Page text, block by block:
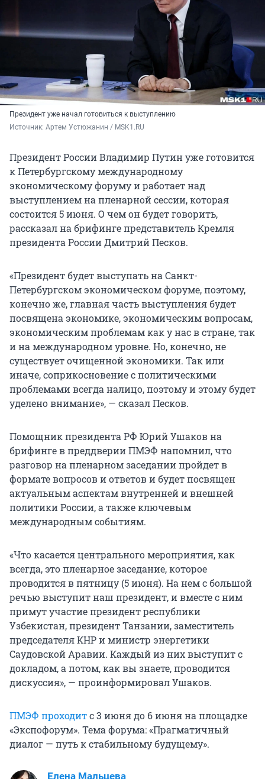
Президент уже начал готовиться к выступлению
Источник: Артем Устюжанин / MSK1.RU
Президент России Владимир Путин уже готовится
к Петербургскому международному
экономическому форуму и работает над
выступлением на пленарной сессии, которая
состоится 5 июня. О чем он будет говорить,
рассказал на брифинге представитель Кремля
президента России Дмитрий Песков.
«Президент будет выступать на Санкт-
Петербургском экономическом форуме, поэтому,
конечно же, главная часть выступления будет
посвящена экономике, экономическим вопросам,
экономическим проблемам как у нас в стране, так
и на международном уровне. Но, конечно, не
существует очищенной экономики. Так или
иначе, соприкосновение с политическими
проблемами всегда налицо, поэтому и этому будет
уделено внимание», — сказал Песков.
Помощник президента РФ Юрий Ушаков на
брифинге в преддверии ПМЭФ напомнил, что
разговор на пленарном заседании пройдет в
формате вопросов и ответов и будет посвящен
актуальным аспектам внутренней и внешней
политики России, а также ключевым
международным событиям.
«Что касается центрального мероприятия, как
всегда, это пленарное заседание, которое
проводится в пятницу (5 июня). На нем с большой
речью выступит наш президент, и вместе с ним
примут участие президент республики
Узбекистан, президент Танзании, заместитель
председателя КНР и министр энергетики
Саудовской Аравии. Каждый из них выступит с
докладом, а потом, как вы знаете, проводится
дискуссия», — проинформировал Ушаков.
ПМЭФ проходитс 3 июня до 6 июня на площадке
«Экспофорум». Тема форума: «Прагматичный
диалог — путь к стабильному будущему».
Елена Мальцева